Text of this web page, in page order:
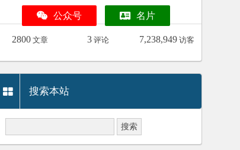
公众号 名片
2800 文章 3 评论 7,238,949 访客
搜索本站